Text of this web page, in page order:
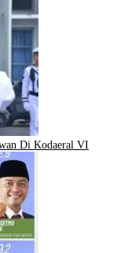
Di Kodaeral VI